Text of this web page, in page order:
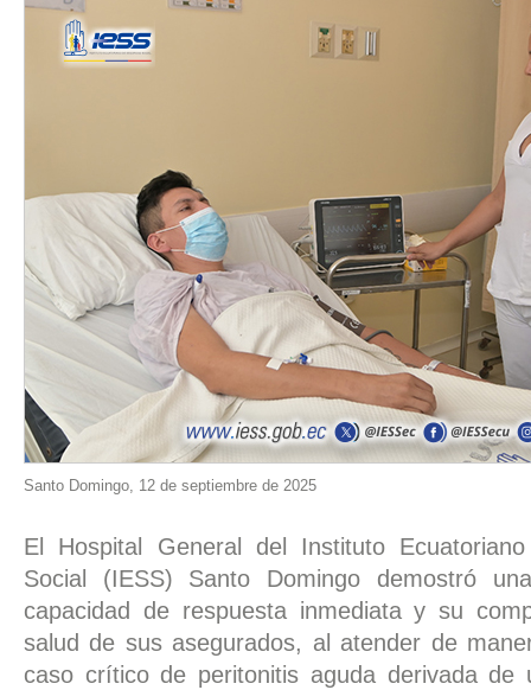
Santo Domingo, 12 de septiembre de 2025
El Hospital General del Instituto
Social (IESS) Santo Domingo demostró
capacidad de respuesta inmediata y su
salud de sus asegurados, al atender de
caso crítico de peritonitis aguda derivada de